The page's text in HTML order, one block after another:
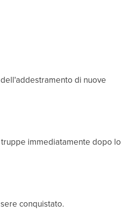
di nuove
immediatamente dopo lo
conquistato.